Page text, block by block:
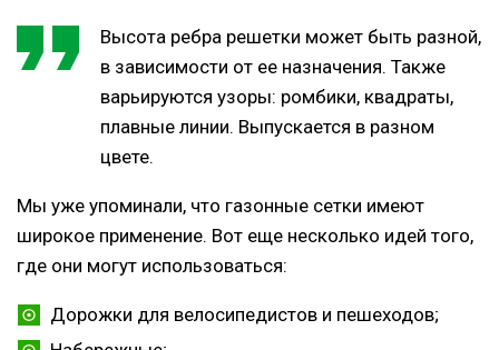
Высота ребра решетки может быть разной,
в зависимости от ее назначения. Также
варьируются узоры: ромбики, квадраты,
плавные линии. Выпускается в разном
цвете.
Мы уже упоминали, что газонные сетки имеют
широкое применение. Вот еще несколько идей того,
где они могут использоваться:
Дорожки для велосипедистов и пешеходов;